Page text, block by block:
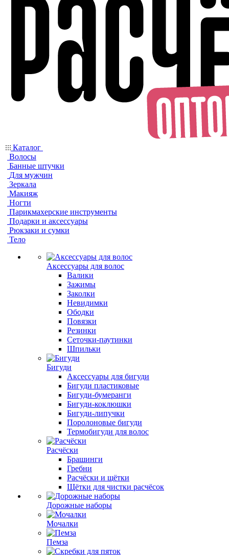
Каталог
Волосы
Банные штучки
Для мужчин
Зеркала
Макияж
Ногти
Парикмахерские инструменты
Подарки и аксессуары
Рюкзаки и сумки
Тело
Аксессуары для волос
Валики
Зажимы
Заколки
Невидимки
Ободки
Повязки
Резинки
Сеточки-паутинки
Шпильки
Бигуди
Аксессуары для бигуди
Бигуди пластиковые
Бигуди-бумеранги
Бигуди-коклюшки
Бигуди-липучки
Поролоновые бигуди
Термобигуди для волос
Расчёски
Брашинги
Гребни
Расчёски и щётки
Щётки для чистки расчёсок
Дорожные наборы
Мочалки
Пемза